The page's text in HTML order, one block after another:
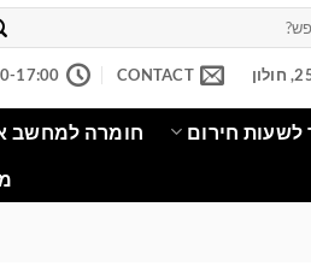
CONTACT
17:00
לשעות חירום חומרה למחשב